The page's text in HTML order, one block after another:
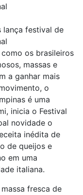
lança festival de
os brasileiros
massas e
a ganhar mais
o
é uma
inicia o Festival
novidade o
inédita de
de queijos e
em uma
italiana.
fresca de